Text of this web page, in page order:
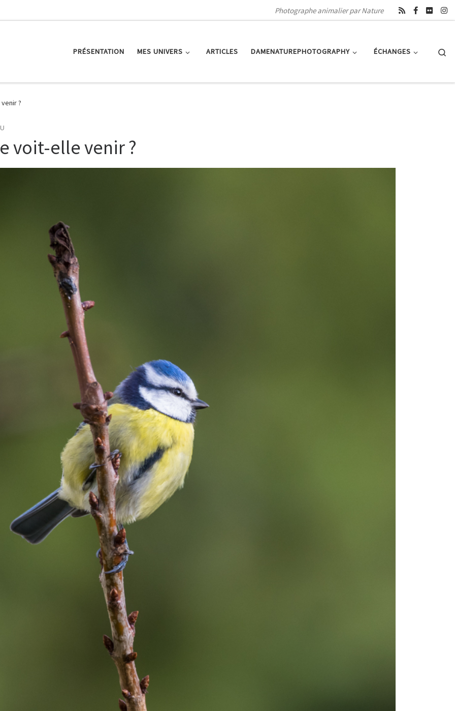
Photographe animalier par Nature
PRÉSENTATION MES UNIVERS ARTICLES DAMENATUREPHOTOGRAPHY ÉCHANGES
?
voit-elle venir ?